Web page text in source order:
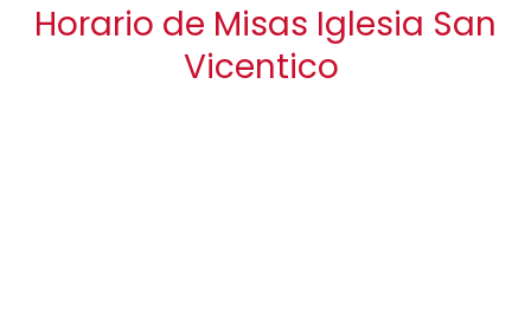
Horario de Misas Iglesia San
Vicentico